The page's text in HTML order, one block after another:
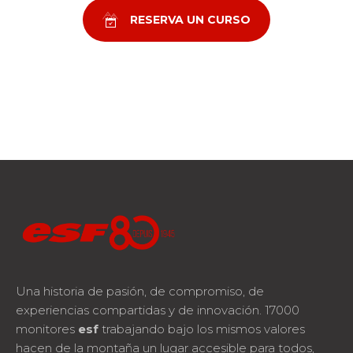
RESERVA UN CURSO
Una historia de pasión, de compromiso, de
experiencias compartidas y de innovación. 17000
monitores esf trabajando bajo los mismos valores
hacen de la montaña un lugar accesible para todos,